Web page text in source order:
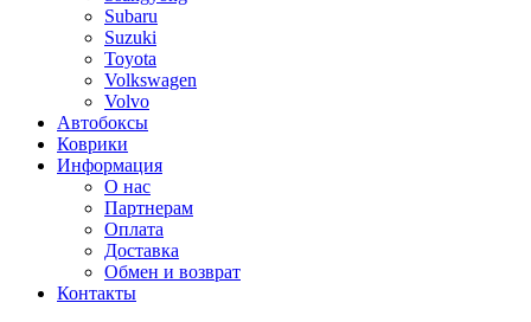
Subaru
Suzuki
Toyota
Volkswagen
Volvo
Автобоксы
Коврики
Информация
О нас
Партнерам
Оплата
Доставка
Обмен и возврат
Контакты